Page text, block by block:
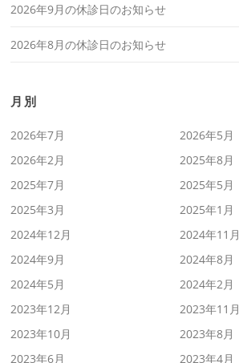
2026年9月の休診日のお知らせ
2026年8月の休診日のお知らせ
月別
2026年7月
2026年5月
2026年2月
2025年8月
2025年7月
2025年5月
2025年3月
2025年1月
2024年12月
2024年11月
2024年9月
2024年8月
2024年5月
2024年2月
2023年12月
2023年11月
2023年10月
2023年8月
2023年6月
2023年4月